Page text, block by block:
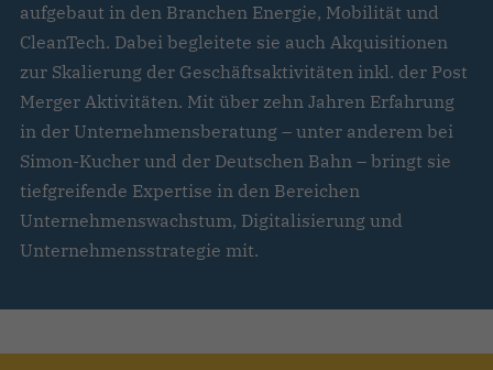
aufgebaut in den Branchen Energie, Mobilität und
CleanTech. Dabei begleitete sie auch Akquisitionen
zur Skalierung der Geschäftsaktivitäten inkl. der Post
Merger Aktivitäten. Mit über zehn Jahren Erfahrung
in der Unternehmensberatung – unter anderem bei
Simon-Kucher und der Deutschen Bahn – bringt sie
tiefgreifende Expertise in den Bereichen
Unternehmenswachstum, Digitalisierung und
Unternehmensstrategie mit.